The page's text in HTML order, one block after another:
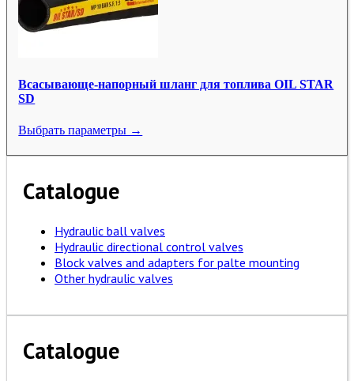
Всасывающе-напорный шланг для топлива OIL STAR
SD
Выбрать параметры →
Catalogue
Hydraulic ball valves
Hydraulic directional control valves
Block valves and adapters for palte mounting
Other hydraulic valves
Catalogue